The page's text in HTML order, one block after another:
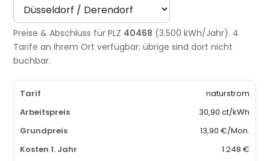
Preise & Abschluss für PLZ 40468 (3.500 kWh/Jahr). 4
Tarife an Ihrem Ort verfügbar; übrige sind dort nicht
buchbar.
naturstrom
30,90 ct/kWh
13,90 €/Mon.
1.248 €